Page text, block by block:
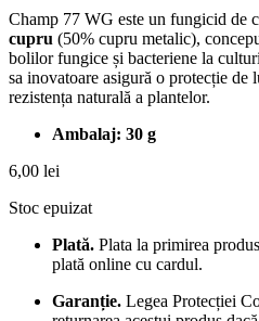
Champ 77 WG este un fungicid de
cupru (50% cupru metalic),
bolilor fungice și bacteriene la
sa inovatoare asigură o protecție de
rezistența naturală a plantelor.
Ambalaj: 30 g
6,00 lei
Stoc epuizat
Plată. Plata la primirea
plată online cu cardul.
Garanție. Legea Protecției